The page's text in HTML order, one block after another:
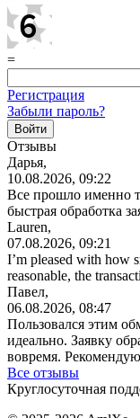
=
Регистрация
Забыли пароль?
Отзывы
Дарья,
10.08.2026, 09:22
Все прошло именно
быстрая обработка
Lauren,
07.08.2026, 09:21
I’m pleased with how
reasonable, the
Павел,
06.08.2026, 08:47
Пользовался этим
идеально. Заявку
вовремя.
Все отзывы
Круглосуточная